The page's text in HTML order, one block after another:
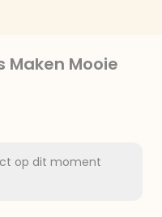
Maken Mooie
op dit moment